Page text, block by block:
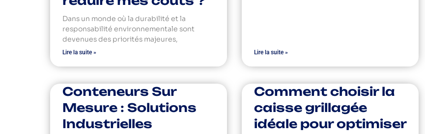
Dans un monde où la durabilité et la
responsabilité environnementale sont
devenues des priorités majeures,
Lire la suite » Lire la suite »
Conteneurs Sur
Mesure : Solutions
Industrielles
Comment choisir la
caisse grillagée
idéale pour optimiser